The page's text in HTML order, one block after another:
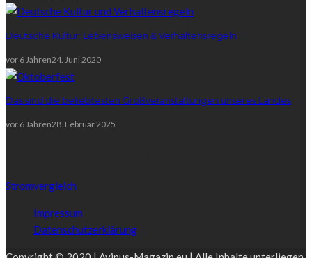
Deutsche Kultur: Lebensweisen & Verhaltensregeln
vor 6 Jahren24. Juni 2020
Das sind die beliebtesten Großveranstaltungen unseres Landes
vor 6 Jahren28. Februar 2025
Stromvergleich
Impressum
Datenschutzerklärung